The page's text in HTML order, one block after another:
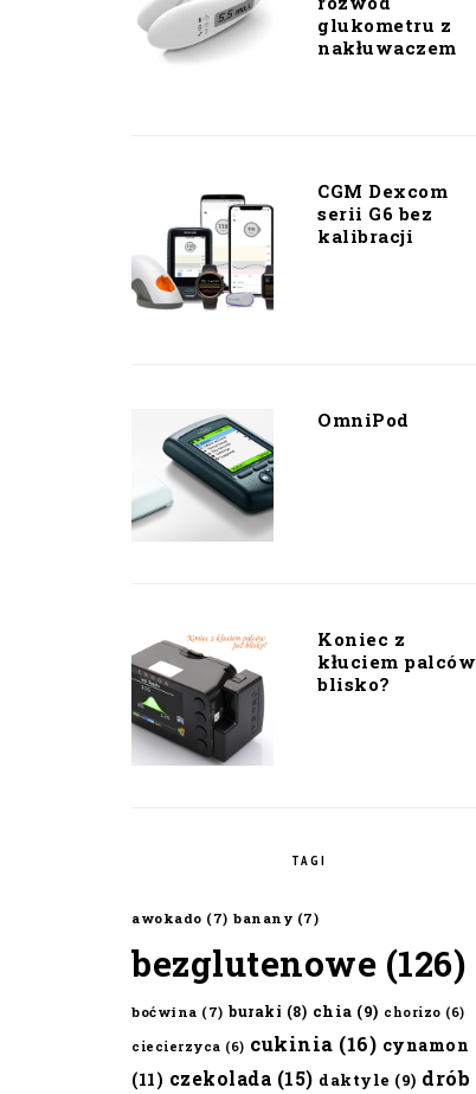
glukometru z
nakłuwaczem
CGM Dexcom
serii G6 bez
kalibracji
OmniPod
Koniec z
kłuciem palców
blisko?
TAGI
awokado (7) banany (7)
bezglutenowe (126)
boćwina (7) buraki (8) chia (9) chorizo (6)
ciecierzyca (6) cukinia (16) cynamon
(11) czekolada (15) daktyle (9) drób